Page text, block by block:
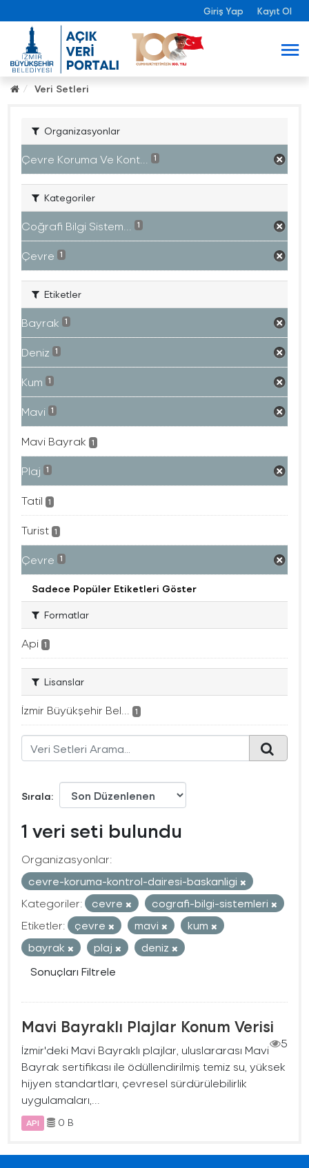
Giriş Yap Kayıt Ol
Veri Setleri
Organizasyonlar
Çevre Koruma Ve Kont... 1
Kategoriler
Coğrafi Bilgi Sistem... 1
Çevre 1
Etiketler
Bayrak 1
Deniz 1
Kum 1
Mavi 1
Mavi Bayrak 1
Plaj 1
Tatil 1
Turist 1
Çevre 1
Sadece Popüler Etiketleri Göster
Formatlar
Api 1
Lisanslar
İzmir Büyükşehir Bel... 1
Sırala
1 veri seti bulundu
Organizasyonlar:
cevre-koruma-kontrol-dairesi-baskanligi
Kategoriler:
cevre
cografi-bilgi-sistemleri
Etiketler:
çevre mavi
kum
bayrak
plaj
deniz
Sonuçları Filtrele
Mavi Bayraklı Plajlar Konum Verisi
5
İzmir'deki Mavi Bayraklı plajlar, uluslararası Mavi
Bayrak sertifikası ile ödüllendirilmiş temiz su, yüksek
hijyen standartları, çevresel sürdürülebilirlik
uygulamaları,...
API 0 B